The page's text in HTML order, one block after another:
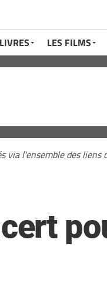
LES FILMS
via l'ensemble des liens